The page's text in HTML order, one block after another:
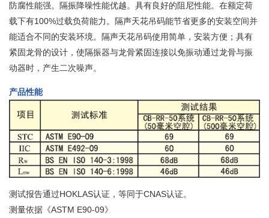
防腐性能强。隔振降噪性能优越。具有良好的阻尼性能。在额定荷
载下有100%过载负荷能力。隔声天花吊码能节省更多的安装空间并
能适合不同的安装环境。隔声天花吊码使用简单，安装方便；具有
紧固龙骨的设计，使隔振器与龙骨紧固连接以免振动通过龙骨与振
动器时，产生二次噪声。
产品性能
测试报告通过HOKLAS认证，等同于CNAS认证。
测量依据《ASTM E90-09》